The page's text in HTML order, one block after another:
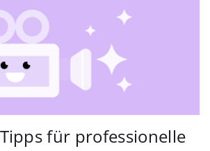
für professionelle